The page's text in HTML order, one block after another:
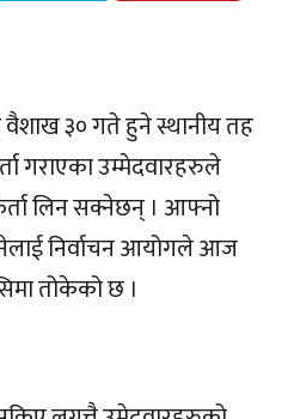
वैशाख ३० गते हुने स्थानीय तह
गराएका उम्मेदवारहरुले
लिन सक्नेछन् । आफ्नो
निर्वाचन आयोगले आज
तोकेको छ ।